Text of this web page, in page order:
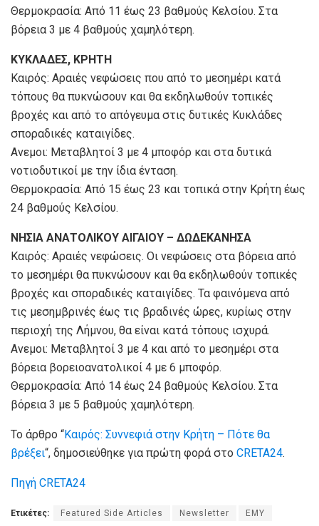
Θερμοκρασία: Από 11 έως 23 βαθμούς Κελσίου. Στα
βόρεια 3 με 4 βαθμούς χαμηλότερη.
ΚΥΚΛΑΔΕΣ, ΚΡΗΤΗ
Καιρός: Αραιές νεφώσεις που από το μεσημέρι κατά
τόπους θα πυκνώσουν και θα εκδηλωθούν τοπικές
βροχές και από το απόγευμα στις δυτικές Κυκλάδες
σποραδικές καταιγίδες.
Ανεμοι: Μεταβλητοί 3 με 4 μποφόρ και στα δυτικά
νοτιοδυτικοί με την ίδια ένταση.
Θερμοκρασία: Από 15 έως 23 και τοπικά στην Κρήτη έως
24 βαθμούς Κελσίου.
ΝΗΣΙΑ ΑΝΑΤΟΛΙΚΟΥ ΑΙΓΑΙΟΥ – ΔΩΔΕΚΑΝΗΣΑ
Καιρός: Αραιές νεφώσεις. Οι νεφώσεις στα βόρεια από
το μεσημέρι θα πυκνώσουν και θα εκδηλωθούν τοπικές
βροχές και σποραδικές καταιγίδες. Τα φαινόμενα από
τις μεσημβρινές έως τις βραδινές ώρες, κυρίως στην
περιοχή της Λήμνου, θα είναι κατά τόπους ισχυρά.
Ανεμοι: Μεταβλητοί 3 με 4 και από το μεσημέρι στα
βόρεια βορειοανατολικοί 4 με 6 μποφόρ.
Θερμοκρασία: Από 14 έως 24 βαθμούς Κελσίου. Στα
βόρεια 3 με 5 βαθμούς χαμηλότερη.
Το άρθρο “Καιρός: Συννεφιά στην Κρήτη – Πότε θα
βρέξει“, δημοσιεύθηκε για πρώτη φορά στο CRETA24.
Πηγή CRETA24
Ετικέτες: Featured Side Articles Newsletter ΕΜΥ